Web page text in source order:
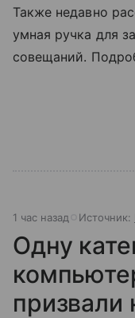
Также недавно
умная ручка для
совещаний.
1 час назад Источник:
Одну
призвали